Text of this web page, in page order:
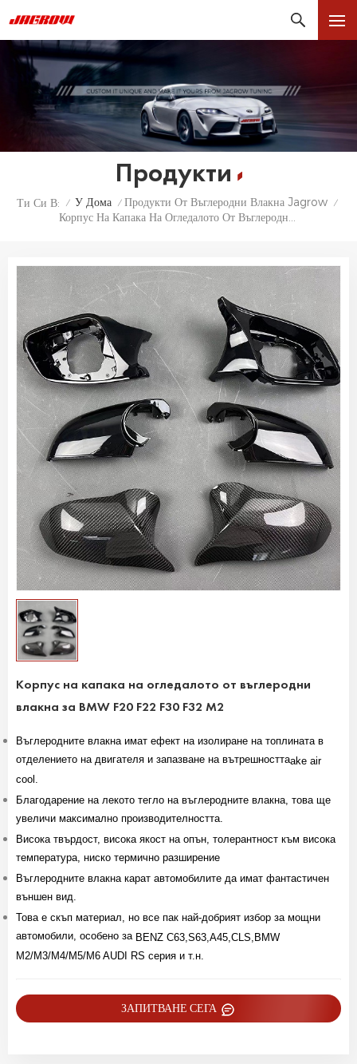
Продукти
Ти Си В: / У Дома / Продукти От Въглеродни Влакна Jagrow /
Корпус на капака на огледалото от въглеродни
влакна за BMW F20 F22 F30 F32 M2
Въглеродните влакна имат ефект на изолиране на топлината в
отделението на двигателя и запазване на вътрешносттаake air
cool.
Благодарение на лекото тегло на въглеродните влакна, това ще
увеличи максимално производителността.
Висока твърдост, висока якост на опън, толерантност към висока
температура, ниско термично разширение
Въглеродните влакна карат автомобилите да имат фантастичен
външен вид.
Това е скъп материал, но все пак най-добрият избор за мощни
автомобили, особено за BENZ C63,S63,A45,CLS,BMW
M2/M3/M4/M5/M6 AUDI RS серия и т.н.
ЗАПИТВАНЕ СЕГА